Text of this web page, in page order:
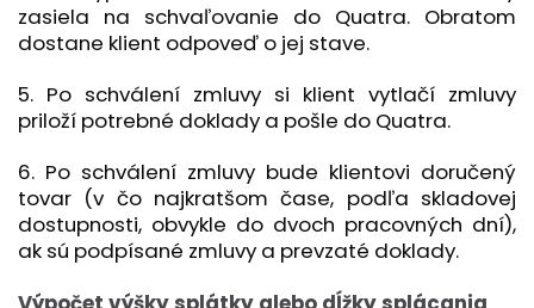
zasiela na schvaľovanie do Quatra. Obratom
dostane klient odpoveď o jej stave.
5. Po schválení zmluvy si klient vytlačí zmluvy
priloží potrebné doklady a pošle do Quatra.
6. Po schválení zmluvy bude klientovi doručený
tovar (v čo najkratšom čase, podľa skladovej
dostupnosti, obvykle do dvoch pracovných dní),
ak sú podpísané zmluvy a prevzaté doklady.